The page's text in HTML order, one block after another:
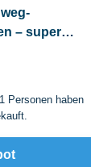
– super
Personen haben